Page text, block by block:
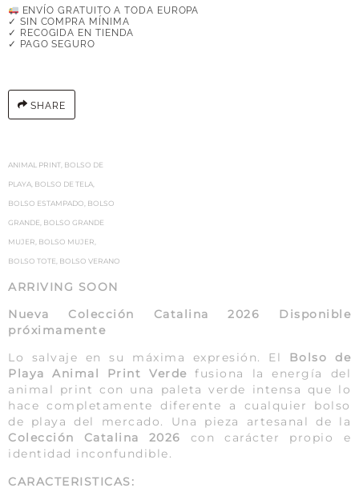
ENVÍO GRATUITO A TODA EUROPA
✓ SIN COMPRA MÍNIMA
✓ RECOGIDA EN TIENDA
✓ PAGO SEGURO
SHARE
ANIMAL PRINT BOLSO DE
PLAYA BOLSO DE TELA
BOLSO ESTAMPADO BOLSO
GRANDE BOLSO GRANDE
MUJER BOLSO MUJER
BOLSO TOTE BOLSO VERANO
ARRIVING SOON
Nueva Colección Catalina 2026 Disponible
próximamente
Lo salvaje en su máxima expresión. El Bolso de
Playa Animal Print Verde fusiona la energía del
animal print con una paleta verde intensa que lo
hace completamente diferente a cualquier bolso
de playa del mercado. Una pieza artesanal de la
Colección Catalina 2026 con carácter propio e
identidad inconfundible.
CARACTERISTICAS: